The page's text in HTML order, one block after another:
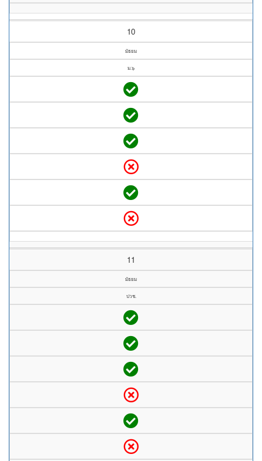
10
มัธยม
ม.๖
11
มัธยม
ปวช.